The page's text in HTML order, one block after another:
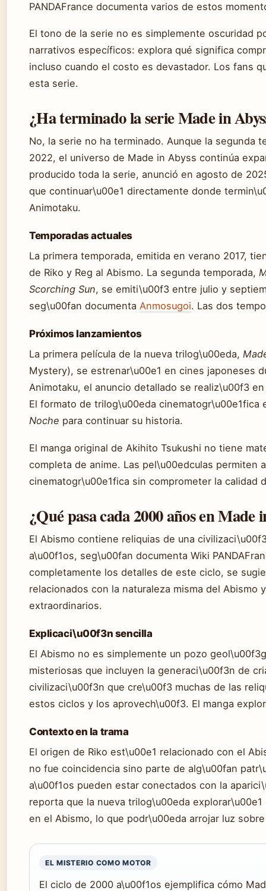
PANDAFrance documenta varios de estos
El tono de la serie no es simplemente oscuridad
narrativos específicos: explora qué significa
incluso cuando el costo es devastador. Los fans
esta serie.
¿Ha terminado la serie Made in
No, la serie no ha terminado. Aunque la segunda
2022, el universo de Made in Abyss continúa
producido toda la serie, anunció en agosto de
que continuar\u00e1 directamente donde
Animotaku.
Temporadas actuales
La primera temporada, emitida en verano 2017,
de Riko y Reg al Abismo. La segunda temporada,
Scorching Sun, se emiti\u00f3 entre julio y
seg\u00fan documenta Anmosugoi. Las dos
Próximos lanzamientos
La primera película de la nueva trilog\u00eda,
Mystery), se estrenar\u00e1 en cines japoneses
Animotaku, el anuncio detallado se realiz\u00f3
El formato de trilog\u00eda
Noche para continuar su historia.
El manga original de Akihito Tsukushi no tiene
completa de anime. Las pel\u00edculas permiten
cinematogr\u00e1fica sin comprometer la calidad
¿Qué pasa cada 2000 años en Made
El Abismo contiene reliquias de una
a\u00f1os, seg\u00fan documenta Wiki
completamente los detalles de este ciclo, se
relacionados con la naturaleza misma del Abismo
extraordinarios.
Explicaci\u00f3n sencilla
El Abismo no es simplemente un pozo
misteriosas que incluyen la generaci\u00f3n de
civilizaci\u00f3n que cre\u00f3 muchas de las
estos ciclos y los aprovech\u00f3. El manga
Contexto en la trama
El origen de Riko est\u00e1 relacionado con el
no fue coincidencia sino parte de alg\u00fan
a\u00f1os pueden estar conectados con la
reporta que la nueva trilog\u00eda
en el Abismo, lo que podr\u00eda arrojar luz
EL MISTERIO COMO MOTOR
El ciclo de 2000 a\u00f1os ejemplifica cómo